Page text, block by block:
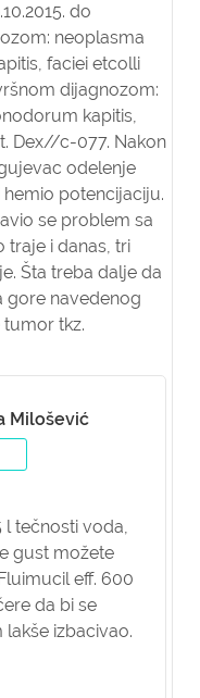
do
neoplasma
faciei etcolli
dijagnozom:
kapitis,
Dex//c-077. Nakon
odelenje
potencijaciju.
se problem sa
i danas, tri
Šta treba dalje da
gore navedenog
tkz.
Milošević
l tečnosti voda,
gust možete
eff. 600
da bi se
izbacivao.